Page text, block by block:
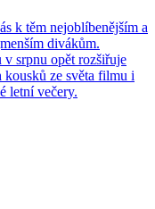
k těm nejoblíbenějším a
divákům.
srpnu opět rozšiřuje
ze světa filmu i
letní večery.